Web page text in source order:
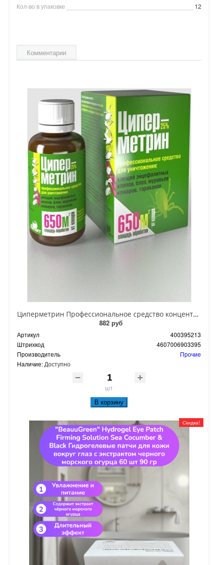
Кол-во в упаковке
12
Комментарии
Циперметрин Профессиональное средство концентрат эмульсии 25% для уничтожения тараканов, мух,комаров, блох, клопов, муравьев, ос 50 мл
882 руб
Артикул
400395213
Штрихкод
4607006903395
Производитель
Прочие
Наличие: Доступно
шт
В корзину
Скидка!